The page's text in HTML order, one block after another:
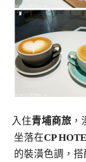
入住青埔商旅
坐落在CP
的裝潢色調，